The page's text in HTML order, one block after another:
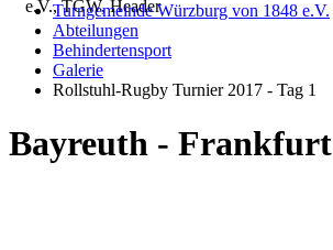
Turngemeinde Würzburg von 1848 e.V.
Abteilungen
Behindertensport
Galerie
Rollstuhl-Rugby Turnier 2017 - Tag 1
Bayreuth - Frankfurt